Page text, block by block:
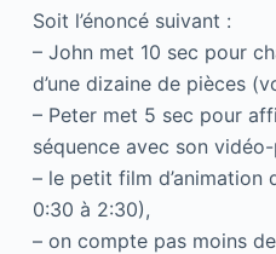
Soit l’énoncé suivant :
– John met 10 sec pour
d’une dizaine de pièces
– Peter met 5 sec pour
séquence avec son
– le petit film d’animation
0:30 à 2:30),
– on compte pas moins